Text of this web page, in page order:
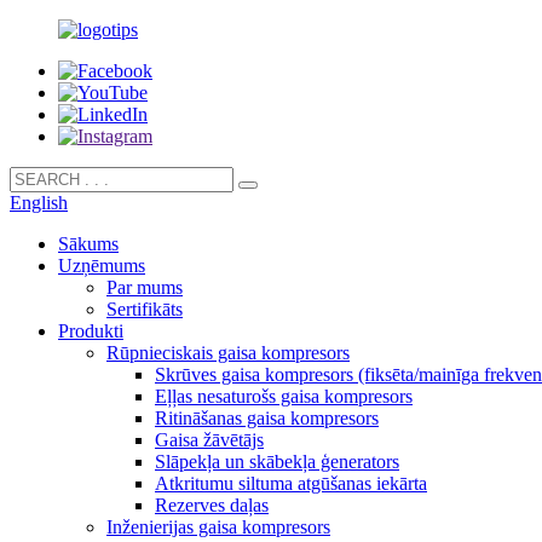
English
Sākums
Uzņēmums
Par mums
Sertifikāts
Produkti
Rūpnieciskais gaisa kompresors
Skrūves gaisa kompresors (fiksēta/mainīga
Eļļas nesaturošs gaisa kompresors
Ritināšanas gaisa kompresors
Gaisa žāvētājs
Slāpekļa un skābekļa ģenerators
Atkritumu siltuma atgūšanas iekārta
Rezerves daļas
Inženierijas gaisa kompresors